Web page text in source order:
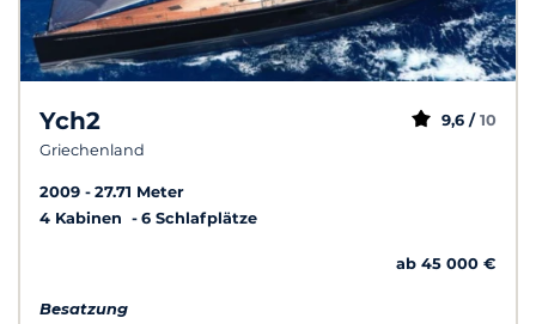
Ych2
Griechenland
9,6 / 10
2009
27.71 Meter
4 Kabinen
6 Schlafplätze
ab 45 000 €
Besatzung